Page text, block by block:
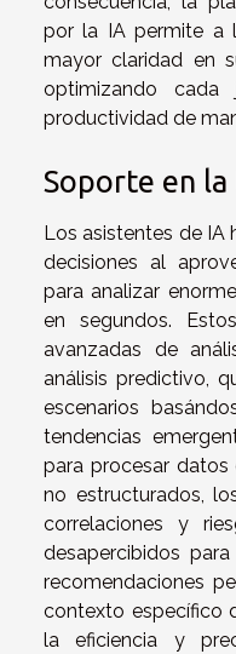
por la IA permite a
mayor claridad en
optimizando
productividad de
Soporte en la
Los asistentes de
decisiones al
para analizar
en segundos.
avanzadas de
análisis predictivo,
escenarios
tendencias
para procesar
no estructurados,
correlaciones y
desapercibidos
recomendaciones
contexto específico
la eficiencia y